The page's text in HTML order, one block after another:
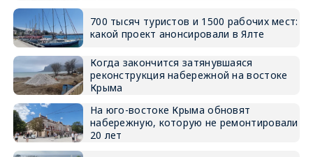
700 тысяч туристов и 1500 рабочих мест:
какой проект анонсировали в Ялте
Когда закончится затянувшаяся
реконструкция набережной на востоке
Крыма
На юго-востоке Крыма обновят
набережную, которую не ремонтировали
20 лет